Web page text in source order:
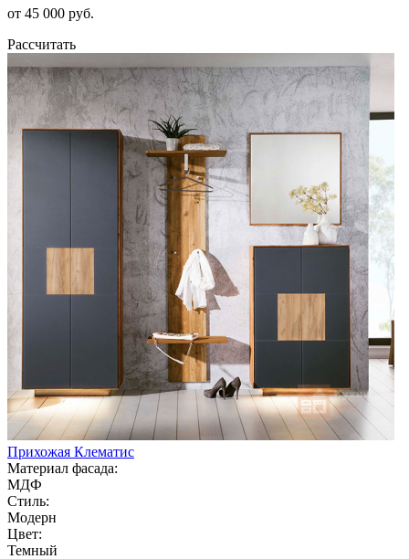
от 45 000 руб.
Рассчитать
Прихожая Клематис
Материал фасада:
МДФ
Стиль:
Модерн
Цвет:
Темный